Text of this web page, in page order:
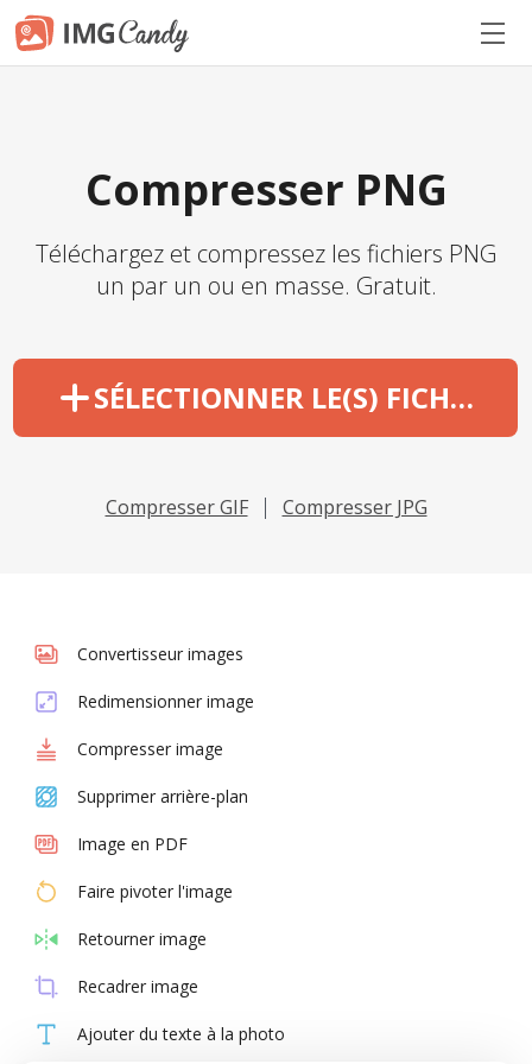
Compresser PNG
Téléchargez et compressez les fichiers PNG
un par un ou en masse. Gratuit.
SÉLECTIONNER LE(S) FICHIER(S)
Compresser GIF Compresser JPG
Convertisseur images
Redimensionner image
Compresser image
Supprimer arrière-plan
Image en PDF
Faire pivoter l'image
Retourner image
Recadrer image
Ajouter du texte à la photo